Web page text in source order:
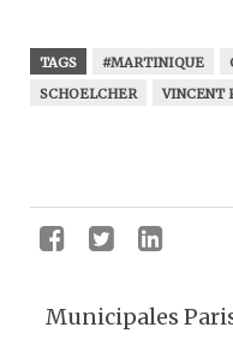
TAGS #MARTINIQUE
SCHOELCHER
VINCENT
Municipales